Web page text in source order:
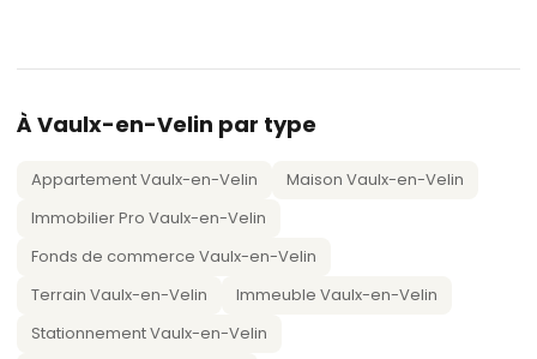
À Vaulx-en-Velin par type
Appartement Vaulx-en-Velin
Maison Vaulx-en-Velin
Immobilier Pro Vaulx-en-Velin
Fonds de commerce Vaulx-en-Velin
Terrain Vaulx-en-Velin
Immeuble Vaulx-en-Velin
Stationnement Vaulx-en-Velin